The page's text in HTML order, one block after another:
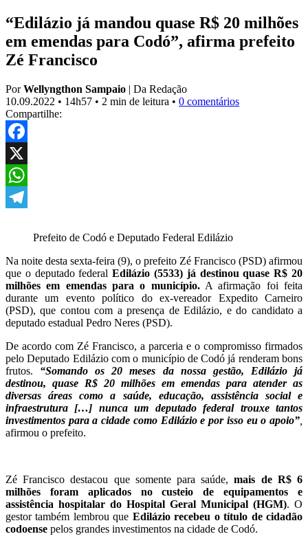
“Edilázio já mandou quase R$ 20 milhões
em emendas para Codó”, afirma prefeito
Zé Francisco
PorWellyngthon Sampaio | Da Redação
10.09.2022 • 14h57 • 2 min de leitura • 0 comentários
Compartilhe:
Facebook
X
WhatsApp
Prefeito de Codó e Deputado Federal Edilázio
Na noite desta sexta-feira (9), o prefeito Zé Francisco (PSD) afirmou
que o deputado federalEdilázio (5533) já destinou quase R$ 20
milhões em emendas para o município.A afirmação foi feita
durante um evento político do ex-vereador Expedito Carneiro
(PSD), que contou com a presença de Edilázio, e do candidato a
deputado estadual Pedro Neres (PSD).
De acordo com Zé Francisco, a parceria e o compromisso firmados
pelo Deputado Edilázio com o município de Codó já renderam bons
frutos. “Somando os 20 meses da nossa gestão, Edilázio já
destinou, quase R$ 20 milhões em emendas para atender as
diversas áreas como a saúde, educação, assistência social e
infraestrutura […] nunca um deputado federal trouxe tantos
investimentos para a cidade como Edilázio e por isso eu o apoio”
afirmou o prefeito.
Zé Francisco destacou que somente para saúde,mais de R$ 6
milhões foram aplicados no custeio de equipamentos e
assistência hospitalar do Hospital Geral Municipal (HGM). O
gestor também lembrou que Edilázio recebeu o título de cidadão
codoense pelos grandes investimentos na cidade de Codó.